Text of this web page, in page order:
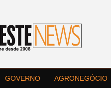
GOVERNO AGRONEGÓCIO